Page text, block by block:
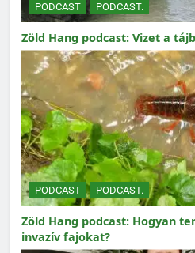
PODCAST PODCAST.
Zöld Hang podcast: Vizet a
PODCAST PODCAST.
Zöld Hang podcast: Hogyan
invazív fajokat?